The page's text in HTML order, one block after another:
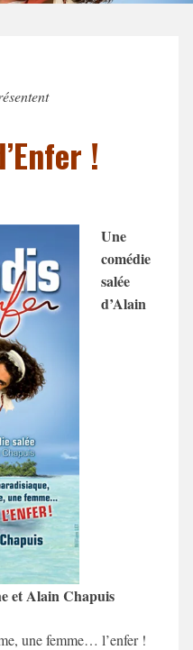
!
Une
comédie
salée
d’Alain
et Alain Chapuis
une femme… l’enfer !